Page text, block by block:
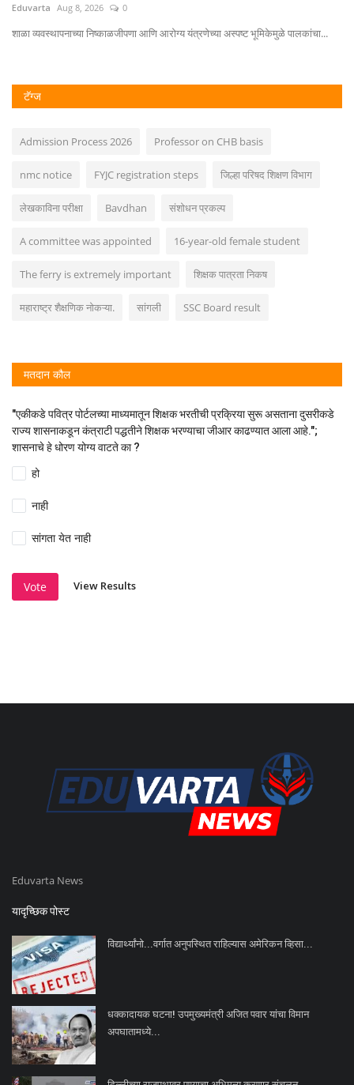
Eduvarta Aug 8, 2026 0
शाळा व्यवस्थापनाच्या निष्काळजीपणा आणि आरोग्य यंत्रणेच्या अस्पष्ट भूमिकेमुळे पालकांचा...
टॅग्ज
Admission Process 2026 Professor on CHB basis
nmc notice FYJC registration steps जिल्हा परिषद शिक्षण विभाग
लेखकाविना परीक्षा Bavdhan संशोधन प्रकल्प
A committee was appointed 16-year-old female student
The ferry is extremely important शिक्षक पात्रता निकष
महाराष्ट्र शैक्षणिक नोकऱ्या. सांगली SSC Board result
मतदान कौल
"एकीकडे पवित्र पोर्टलच्या माध्यमातून शिक्षक भरतीची प्रक्रिया सुरू असताना दुसरीकडे
राज्य शासनाकडून कंत्राटी पद्धतीने शिक्षक भरण्याचा जीआर काढण्यात आला आहे.";
शासनाचे हे धोरण योग्य वाटते का ?
हो
नाही
सांगता येत नाही
Vote View Results
Eduvarta News
यादृच्छिक पोस्ट
विद्यार्थ्यांनो...वर्गात अनुपस्थित राहिल्यास अमेरिकन व्हिसा...
धक्कादायक घटना! उपमुख्यमंत्री अजित पवार यांचा विमान
अपघातामध्ये...